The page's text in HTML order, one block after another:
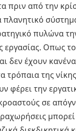
πριν από την
πλανητικό
πυλώνα
εργασίας. Οπως
δεν έχουν
της
φέρει την
σε